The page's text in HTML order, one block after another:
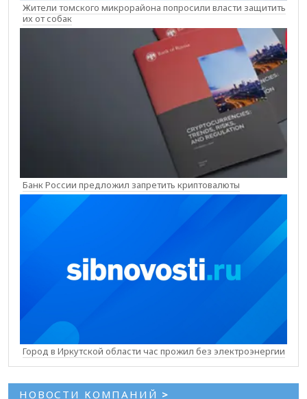
Жители томского микрорайона попросили власти защитить
их от собак
Банк России предложил запретить криптовалюты
Город в Иркутской области час прожил без электроэнергии
НОВОСТИ КОМПАНИЙ >